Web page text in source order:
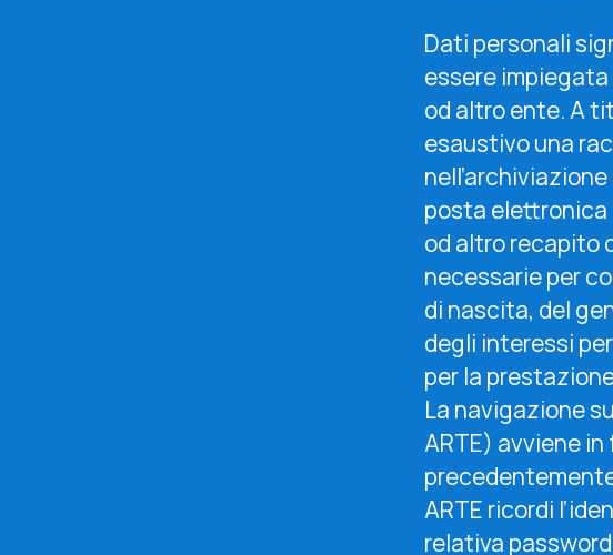
Dati personali
essere
od altro ente. A
esaustivo una
posta elettronica
od altro recapito
necessarie per
di nascita, del
degli interessi
per la
La navigazione
ARTE) avviene in
ARTE ricordi
relativa